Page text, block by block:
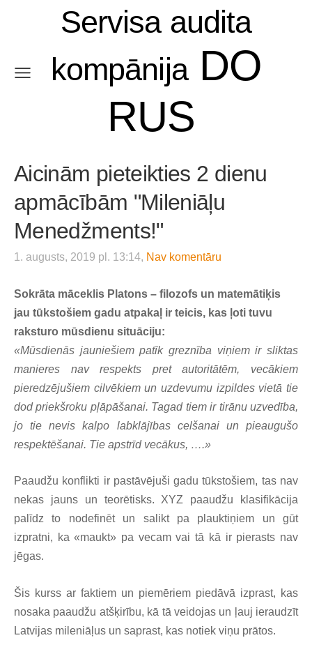
Servisa audita
kompānijaDO
RUS
Aicinām pieteikties 2 dienu
apmācībām "Mileniāļu
Menedžments!"
1. augusts, 2019 pl. 13:14, Nav komentāru
Sokrāta māceklis Platons – filozofs un matemātiķis
jau tūkstošiem gadu atpakaļ ir teicis, kas ļoti tuvu
raksturo mūsdienu situāciju:
«Mūsdienās jauniešiem patīk greznība viņiem ir sliktas
manieres nav respekts pret autoritātēm, vecākiem
pieredzējušiem cilvēkiem un uzdevumu izpildes vietā tie
dod priekšroku pļāpāšanai. Tagad tiem ir tirānu uzvedība,
jo tie nevis kalpo labklājības celšanai un pieaugušo
respektēšanai. Tie apstrīd vecākus, ….»
Paaudžu konflikti ir pastāvējuši gadu tūkstošiem, tas nav
nekas jauns un teorētisks. XYZ paaudžu klasifikācija
palīdz to nodefinēt un salikt pa plauktiņiem un gūt
izpratni, ka «maukt» pa vecam vai tā kā ir pierasts nav
jēgas.
Šis kurss ar faktiem un piemēriem piedāvā izprast, kas
nosaka paaudžu atšķirību, kā tā veidojas un ļauj ieraudzīt
Latvijas mileniāļus un saprast, kas notiek viņu prātos.